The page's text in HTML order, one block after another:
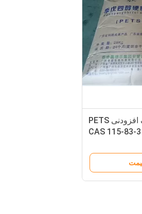
پی وی سی پلاستیک افزودنی PETS